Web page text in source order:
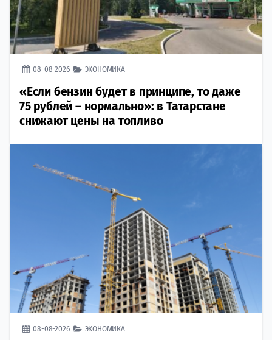
08-08-2026 ЭКОНОМИКА
«Если бензин будет в принципе, то даже
75 рублей – нормально»: в Татарстане
снижают цены на топливо
08-08-2026 ЭКОНОМИКА